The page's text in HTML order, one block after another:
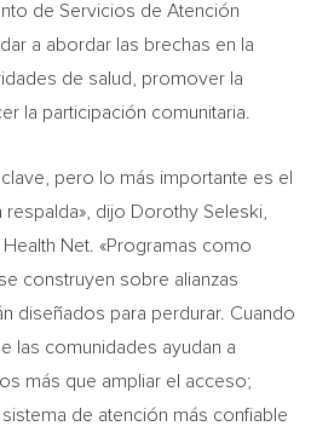
de Servicios de Atención
a abordar las brechas en la
de salud, promover la
la participación comunitaria.
pero lo más importante es el
dijo Dorothy Seleski,
Net. «Programas como
construyen sobre alianzas
diseñados para perdurar. Cuando
las comunidades ayudan a
más que ampliar el acceso;
de atención más confiable